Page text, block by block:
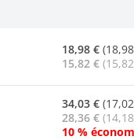
18,98 €
15,82 €
34,03 €
28,36 €
10 %